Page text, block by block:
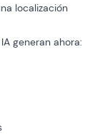
localización
generan ahora: